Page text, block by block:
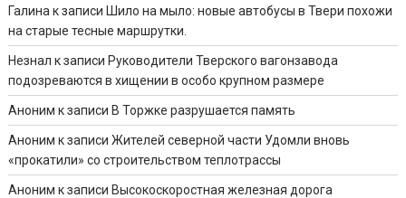
Галина к записи Шило на мыло: новые автобусы в Твери похожи
на старые тесные маршрутки.
Незнал к записи Руководители Тверского вагонзавода
подозреваются в хищении в особо крупном размере
Аноним к записи В Торжке разрушается память
Аноним к записиЖителей северной части Удомли вновь
«прокатили» со строительством теплотрассы
Аноним к записи Высокоскоростная железная дорога